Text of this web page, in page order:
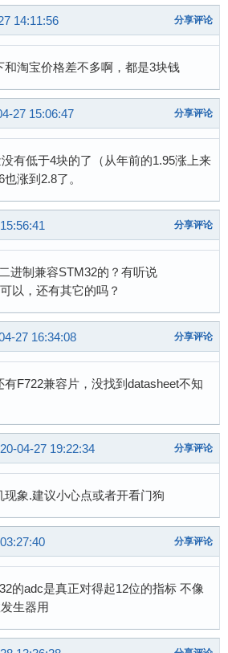
14:11:56 分享评论
和淘宝价格差不多啊，都是3块钱
27 15:06:47 分享评论
有低于4块的了（从年前的1.95涨上来
涨到2.8了。
分享评论
进制兼容STM32的？有听说
以，还有其它的吗？
27 16:34:08 分享评论
F722兼容片，没找到datasheet不知
04-27 19:22:34 分享评论
象.建议小心点或者开看门狗
分享评论
的adc是真正对得起12位的指标 不像
生器用